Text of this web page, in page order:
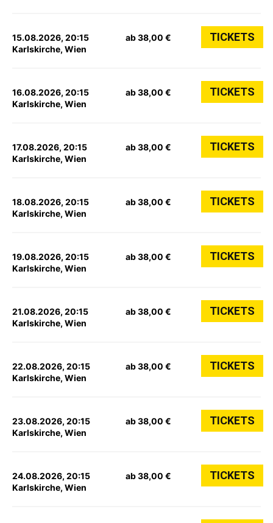
15.08.2026, 20:15
Karlskirche, Wien
ab 38,00 € TICKETS
16.08.2026, 20:15
Karlskirche, Wien
ab 38,00 € TICKETS
17.08.2026, 20:15
Karlskirche, Wien
ab 38,00 € TICKETS
18.08.2026, 20:15
Karlskirche, Wien
ab 38,00 € TICKETS
19.08.2026, 20:15
Karlskirche, Wien
ab 38,00 € TICKETS
21.08.2026, 20:15
Karlskirche, Wien
ab 38,00 € TICKETS
22.08.2026, 20:15
Karlskirche, Wien
ab 38,00 € TICKETS
23.08.2026, 20:15
Karlskirche, Wien
ab 38,00 € TICKETS
24.08.2026, 20:15
Karlskirche, Wien
ab 38,00 € TICKETS